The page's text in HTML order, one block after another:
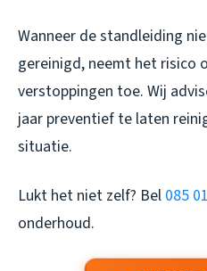
Wanneer de standleiding
gereinigd, neemt het risico
verstoppingen toe. Wij
jaar preventief te laten
situatie.
Lukt het niet zelf? Bel 085
onderhoud.